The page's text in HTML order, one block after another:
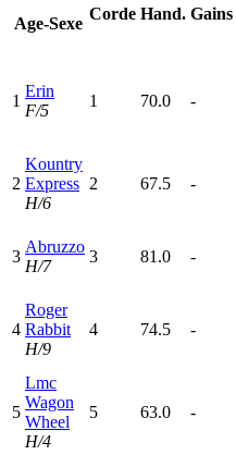
Age-Sexe
Corde Hand. Gains
1
Erin
F/5
1 70.0 -
2
Kountry
Express
H/6
2 67.5 -
3
Abruzzo
H/7
3 81.0 -
4
Roger
Rabbit
H/9
4 74.5 -
5
Lmc
Wagon
Wheel
H/4
5 63.0 -